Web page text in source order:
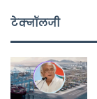
टेक्नॉलजी